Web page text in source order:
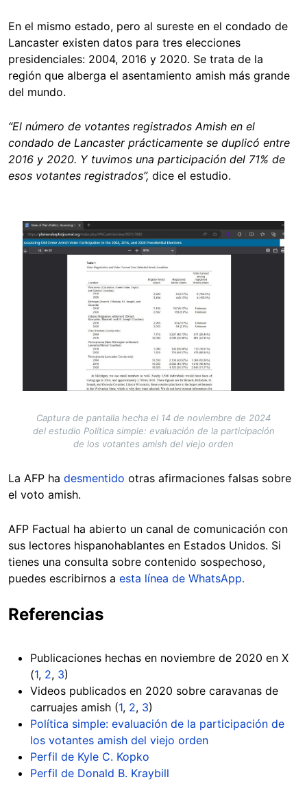
En el mismo estado, pero al sureste en el condado de
Lancaster existen datos para tres elecciones
presidenciales: 2004, 2016 y 2020. Se trata de la
región que alberga el asentamiento amish más grande
del mundo.
“El número de votantes registrados Amish en el
condado de Lancaster prácticamente se duplicó entre
2016 y 2020. Y tuvimos una participación del 71% de
esos votantes registrados”, dice el estudio.
Image
Captura de pantalla hecha el 14 de noviembre de 2024
del estudio Política simple: evaluación de la participación
de los votantes amish del viejo orden
La AFP ha desmentido otras afirmaciones falsas sobre
el voto amish.
AFP Factual ha abierto un canal de comunicación con
sus lectores hispanohablantes en Estados Unidos. Si
tienes una consulta sobre contenido sospechoso,
puedes escribirnos a esta línea de WhatsApp.
Referencias
Publicaciones hechas en noviembre de 2020 en X
(1, 2, 3)
Videos publicados en 2020 sobre caravanas de
carruajes amish (1, 2, 3)
Política simple: evaluación de la participación de
los votantes amish del viejo orden
Perfil de Kyle C. Kopko
Perfil de Donald B. Kraybill